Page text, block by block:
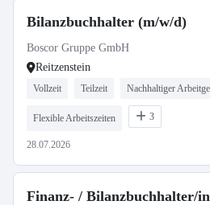
Bilanzbuchhalter (m/w/d)
Boscor Gruppe GmbH
Reitzenstein
Vollzeit Teilzeit Nachhaltiger
Flexible Arbeitszeiten 3
28.07.2026
Finanz- / Bilanzbuchhalter/in